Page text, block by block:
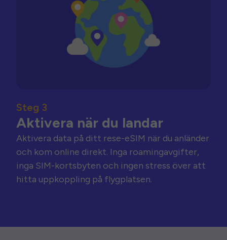
Steg 3
Aktivera när du landar
Aktivera data på ditt rese-eSIM när du anländer
och kom online direkt. Inga roamingavgifter,
inga SIM-kortsbyten och ingen stress över att
hitta uppkoppling på flygplatsen.